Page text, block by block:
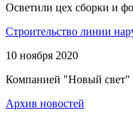
Осветили цех сборки и
Строительство линии
10 ноября 2020
Компанией "Новый свет"
Архив новостей